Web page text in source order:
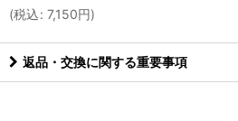
(税込: 7,150円)
返品・交換に関する重要事項